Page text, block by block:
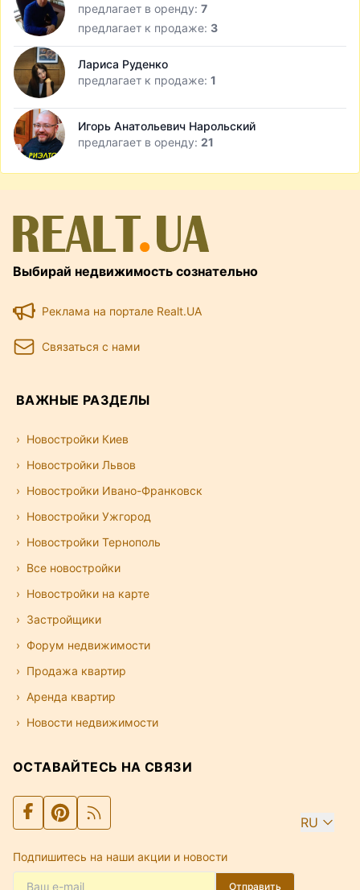
предлагает в оренду: 7
предлагает к продаже: 3
Лариса Руденко
предлагает к продаже: 1
Игорь Анатольевич Нарольский
предлагает в оренду: 21
Выбирай недвижимость сознательно
Реклама на портале Realt.UA
Связаться с нами
ВАЖНЫЕ РАЗДЕЛЫ
Новостройки Киев
Новостройки Львов
Новостройки Ивано-Франковск
Новостройки Ужгород
Новостройки Тернополь
Все новостройки
Новостройки на карте
Застройщики
Форум недвижимости
Продажа квартир
Аренда квартир
Новости недвижимости
ОСТАВАЙТЕСЬ НА СВЯЗИ
RU
Подпишитесь на наши акции и новости
Отправить